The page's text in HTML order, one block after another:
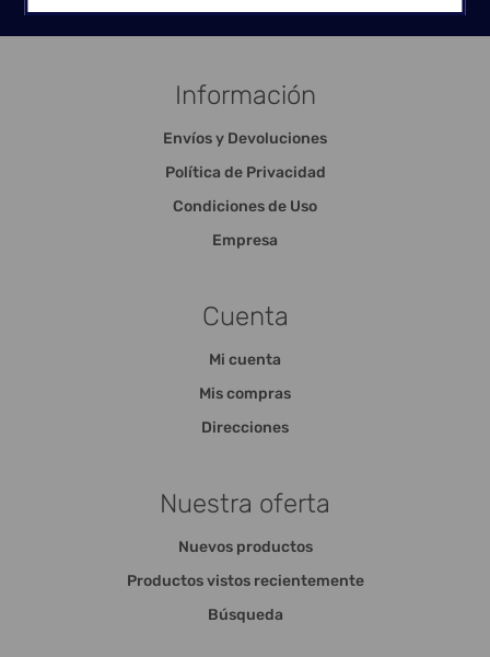
Información
Envíos y Devoluciones
Política de Privacidad
Condiciones de Uso
Empresa
Cuenta
Mi cuenta
Mis compras
Direcciones
Nuestra oferta
Nuevos productos
Productos vistos recientemente
Búsqueda